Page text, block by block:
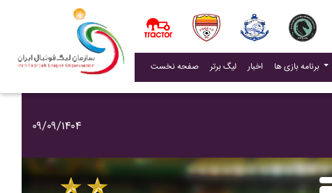
صفحه نخست لیگ برتر اخبار(current) برنامه بازی ها
۰۹/۰۹/۱۴۰۴